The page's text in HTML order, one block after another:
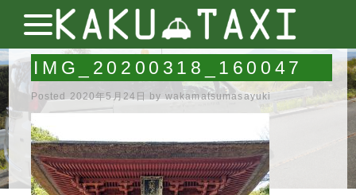
IMG_20200318_160047
Posted 2020年5月24日 by wakamatsumasayuki